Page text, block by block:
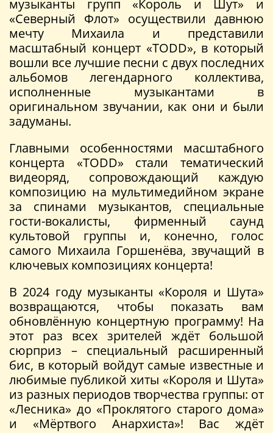
музыканты групп «Король и Шут» и
«Северный Флот» осуществили давнюю
мечту Михаила и представили
масштабный концерт «TODD», в который
вошли все лучшие песни с двух последних
альбомов легендарного коллектива,
исполненные музыкантами в
оригинальном звучании, как они и были
задуманы.
Главными особенностями масштабного
концерта «TODD» стали тематический
видеоряд, сопровождающий каждую
композицию на мультимедийном экране
за спинами музыкантов, специальные
гости-вокалисты, фирменный саунд
культовой группы и, конечно, голос
самого Михаила Горшенёва, звучащий в
ключевых композициях концерта!
В 2024 году музыканты «Короля и Шута»
возвращаются, чтобы показать вам
обновлённую концертную программу! На
этот раз всех зрителей ждёт большой
сюрприз – специальный расширенный
бис, в который войдут самые известные и
любимые публикой хиты «Короля и Шута»
из разных периодов творчества группы: от
«Лесника» до «Проклятого старого дома»
и «Мёртвого Анархиста»! Вас ждёт